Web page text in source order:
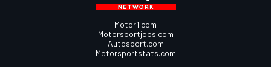
Motor1.com
Motorsportjobs.com
Autosport.com
Motorsportstats.com